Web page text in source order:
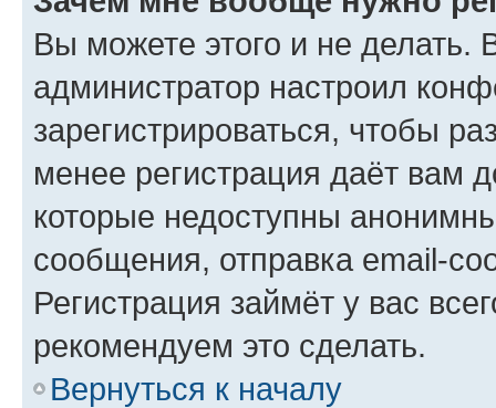
Вы можете этого и не делать.
администратор настроил
зарегистрироваться, чтобы
менее регистрация даёт вам
которые недоступны
сообщения, отправка email-
Регистрация займёт у вас
рекомендуем это сделать.
Вернуться к началу